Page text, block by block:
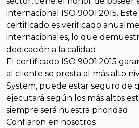
internacional ISO 9001:2015.
certificado es verificado
internacionales, lo que
dedicación a la calidad.
El certificado ISO 9001:2015
al cliente se presta al más alto
System, puede estar seguro de
ejecutará según los más altos
siempre será nuestra prioridad.
Confiaron en nosotros